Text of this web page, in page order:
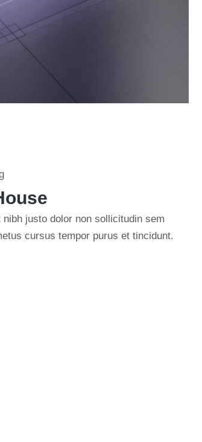
nibh justo dolor non sollicitudin sem
cursus tempor purus et tincidunt.